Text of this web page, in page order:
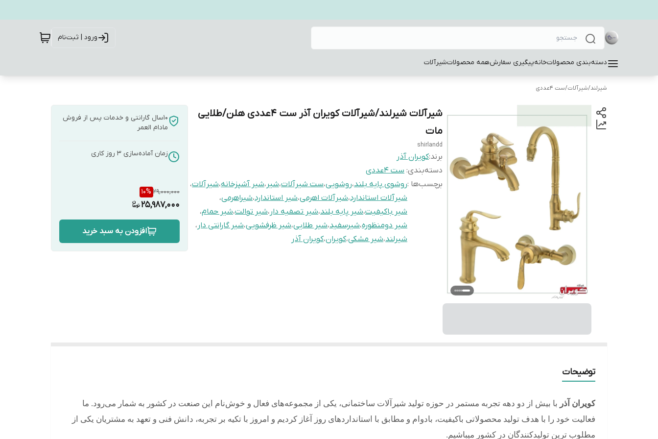
ورود | ثبت‌نام
دسته‌بندی محصولاتخانهپیگیری سفارشهمه محصولاتشیرآلات
شیرلند/شیرآلات/ست 4عددی
شیرآلات شیرلند/شیرآلات کویران آذر ست 4عددی هلن/طلایی
مات
shirlandd
برند:کویران آذر
دسته‌بندی: ست 4عددی
برچسب‌ها :روشوی پایه بلند،روشویی،ست شیرآلات،شیر ،شیر آشپزخانه،شیرآلات،
شیرآلات استاندارد،شیرآلات اهرمی،شیر استاندارد،شیراهرمی،
شیر باکیفیت،شیر پایه بلند،شیر تصفیه دار ،شیر توالت،شیر حمام،
شیر دومنظوره،شیرسفید،شیر طلایی،شیر ظرفشویی،شیر گارانتی دار ،
شیرلند،شیر مشکی،کویران،کویران آذر
10سال گارانتی و خدمات پس از فروش
مادام العمر
زمان آماده‌سازی 3 روز کاری
29,000,000
10%
25,987,000
افزودن به سبد خرید
توضیحات
کویران آذر با بیش از دو دهه تجربه مستمر در حوزه تولید شیرآلات ساختمانی، یکی از مجموعه‌های فعال و خوش‌نام این صنعت در کشور به شمار می‌رود. ما
فعالیت خود را با هدف تولید محصولاتی باکیفیت، بادوام و مطابق با استانداردهای روز آغاز کردیم و امروز با تکیه بر تجربه، دانش فنی و تعهد به مشتریان یکی از
مطلوب ترین تولیدکنندگان در کشور میباشیم.